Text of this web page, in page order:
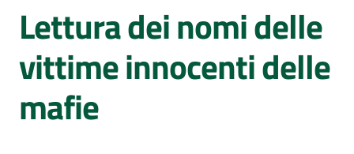
Attività
Argomenti
Salta al contenuto
Lettura dei nomi delle
vittime innocenti delle
mafie